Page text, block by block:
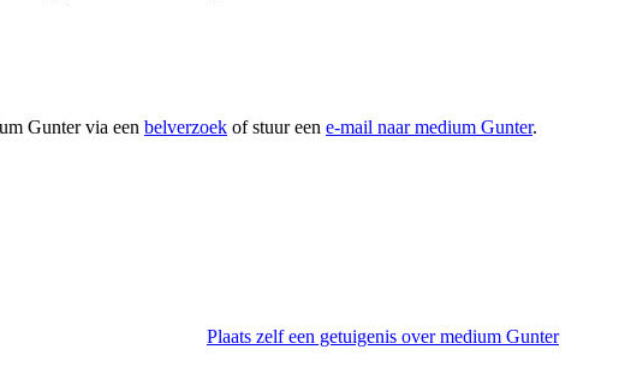
Gunter via een belverzoek of stuur een e-mail naar medium Gunter.
Plaats zelf een getuigenis over medium Gunter